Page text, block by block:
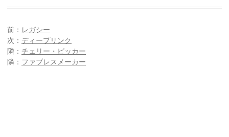
投
稿
ナ
ビ
前： レガシー
次： ディープリンク
隣： チェリー・ピッカー
隣： ファブレスメーカー